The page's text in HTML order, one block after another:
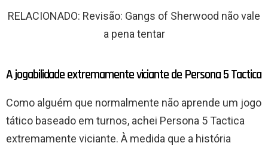
RELACIONADO: Revisão: Gangs of Sherwood não vale
a pena tentar
A jogabilidade extremamente viciante de Persona 5 Tactica
Como alguém que normalmente não aprende um jogo
tático baseado em turnos, achei Persona 5 Tactica
extremamente viciante. À medida que a história